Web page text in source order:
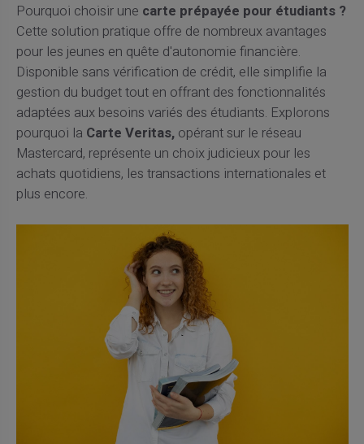
Pourquoi choisir une carte prépayée pour étudiants ?
Cette solution pratique offre de nombreux avantages
pour les jeunes en quête d'autonomie financière.
Disponible sans vérification de crédit, elle simplifie la
gestion du budget tout en offrant des fonctionnalités
adaptées aux besoins variés des étudiants. Explorons
pourquoi la Carte Veritas,opérant sur le réseau
Mastercard, représente un choix judicieux pour les
achats quotidiens, les transactions internationales et
plus encore.